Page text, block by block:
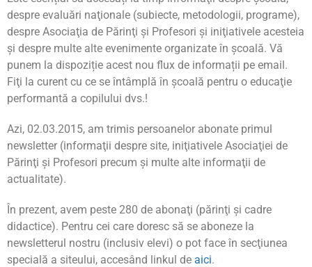
despre evaluări naţionale (subiecte, metodologii, programe),
despre Asociaţia de Părinţi şi Profesori şi iniţiativele acesteia
şi despre multe alte evenimente organizate în școală. Vă
punem la dispoziție acest nou flux de informații pe email.
Fiţi la curent cu ce se întâmplă în școală pentru o educaţie
performantă a copilului dvs.!
Azi, 02.03.2015, am trimis persoanelor abonate primul
newsletter (informaţii despre site, iniţiativele Asociaţiei de
Părinţi şi Profesori precum şi multe alte informaţii de
actualitate).
În prezent, avem peste 280 de abonaţi (părinţi şi cadre
didactice). Pentru cei care doresc să se aboneze la
newsletterul nostru (inclusiv elevi) o pot face în secţiunea
specială a siteului, accesând linkul de aici.